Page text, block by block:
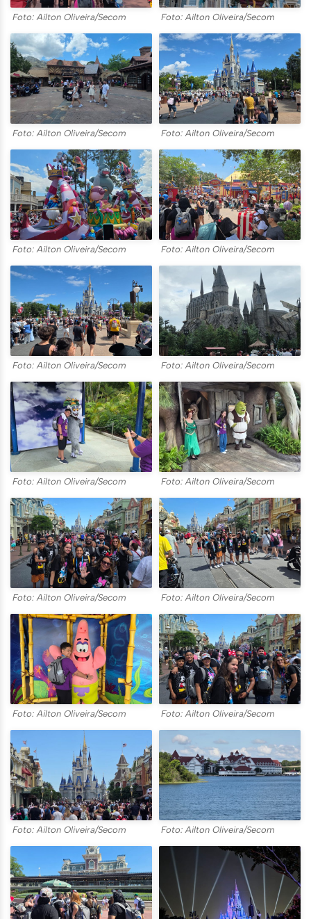
Foto: Ailton Oliveira/Secom Foto: Ailton Oliveira/Secom
Foto: Ailton Oliveira/Secom Foto: Ailton Oliveira/Secom
Foto: Ailton Oliveira/Secom Foto: Ailton Oliveira/Secom
Foto: Ailton Oliveira/Secom Foto: Ailton Oliveira/Secom
Foto: Ailton Oliveira/Secom Foto: Ailton Oliveira/Secom
Foto: Ailton Oliveira/Secom Foto: Ailton Oliveira/Secom
Foto: Ailton Oliveira/Secom Foto: Ailton Oliveira/Secom
Foto: Ailton Oliveira/Secom Foto: Ailton Oliveira/Secom